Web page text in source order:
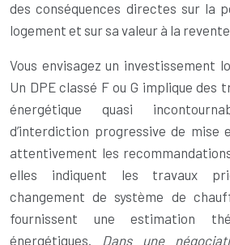
des conséquences directes sur la
logement et sur sa valeur à la
Vous envisagez un investissement
Un DPE classé F ou G implique des
énergétique quasi
d’interdiction progressive de mise
attentivement les
elles indiquent les travaux
changement de système de
fournissent une estimation
énergétiques. Dans une